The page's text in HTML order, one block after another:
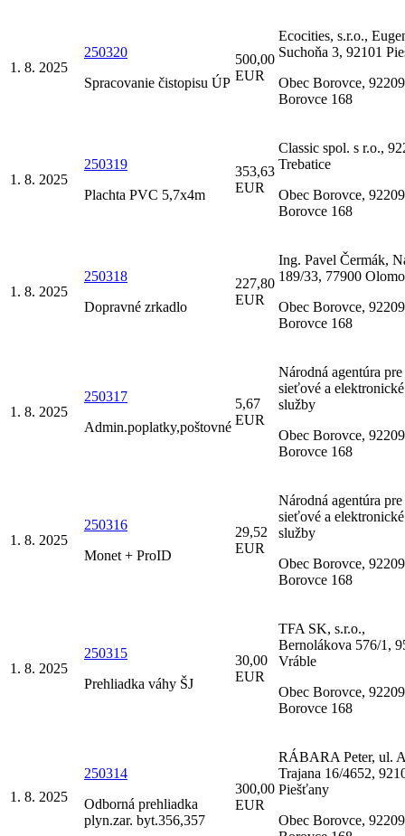
1. 8. 2025
250320
Spracovanie čistopisu ÚP
500,00
EUR
Ecocities, s.r.o.,
Suchoňa 3, 92101
Obec Borovce, 92209
Borovce 168
1. 8. 2025
250319
Plachta PVC 5,7x4m
353,63
EUR
Classic spol. s r.o.,
Trebatice
Obec Borovce, 92209
Borovce 168
1. 8. 2025
250318
Dopravné zrkadlo
227,80
EUR
Ing. Pavel Čermák,
189/33, 77900
Obec Borovce, 92209
Borovce 168
1. 8. 2025
250317
Admin.poplatky,poštovné
5,67
EUR
Národná agentúra pre
sieťové a elektronické
služby
Obec Borovce, 92209
Borovce 168
1. 8. 2025
250316
Monet + ProID
29,52
EUR
Národná agentúra pre
sieťové a elektronické
služby
Obec Borovce, 92209
Borovce 168
1. 8. 2025
250315
Prehliadka váhy ŠJ
30,00
EUR
TFA SK, s.r.o.,
Bernolákova 576/1,
Vráble
Obec Borovce, 92209
Borovce 168
1. 8. 2025
250314
Odborná prehliadka
plyn.zar. byt.356,357
300,00
EUR
RÁBARA Peter, ul.
Trajana 16/4652,
Piešťany
Obec Borovce, 92209